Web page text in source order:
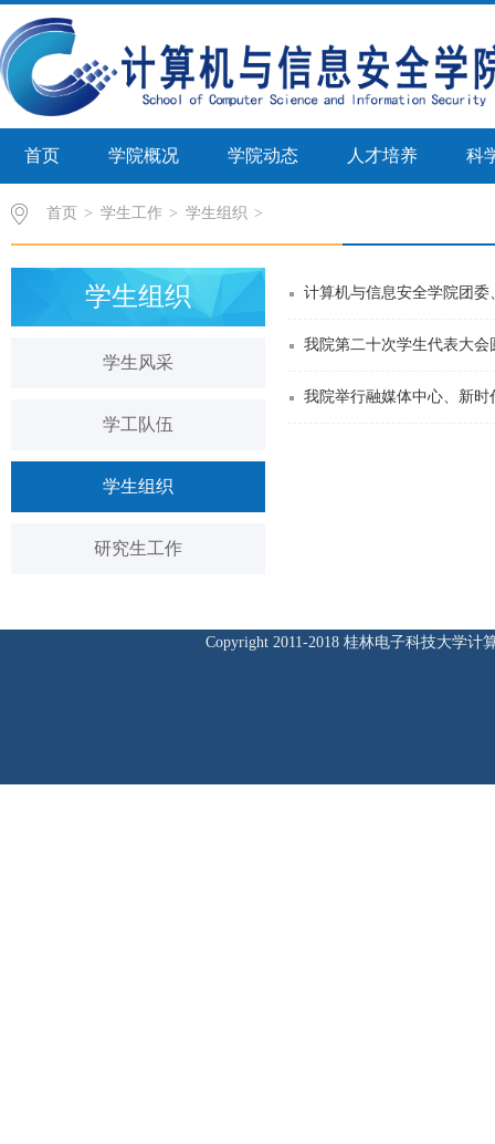
首页 学院概况 学院动态 人才培养 科
首页 > 学生工作 > 学生组织
学生组织
学生风采
学工队伍
学生组织
研究生工作
计算机与信息安全学院团委
我院第二十次学生代表大会
我院举行融媒体中心、新时
Copyright 2011-2018 桂林电子科技大学